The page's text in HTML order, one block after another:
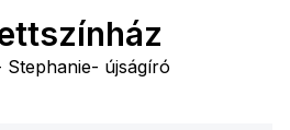
újságíró